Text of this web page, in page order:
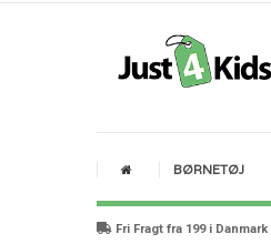
BØRNETØJ
Fri Fragt fra 199 i Danmark